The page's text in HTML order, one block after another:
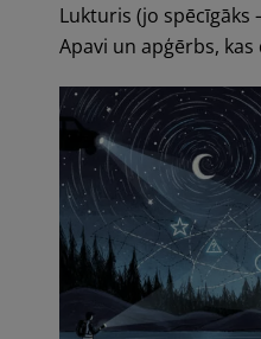
Lukturis (jo spēcīgāks
Apavi un apģērbs,